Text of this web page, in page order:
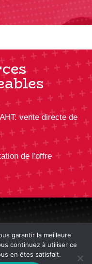
vente directe de
de l'offre
garantir la meilleure
continuez à utiliser ce
en êtes satisfait.